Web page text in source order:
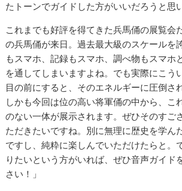
たトーンでガイドした方がいいだろうと思
これまでも好評を得てきた兵馬俑の展覧会
の兵馬俑が来日。過去最大級のスケールを
もスマホ、記録もスマホ、調べ物もスマホ
を通してしまいますよね。でも実際にこう
目の前にすると、そのエネルギーに圧倒さ
しかも今回は位の高い将軍俑の中から、こ
のない一体が展示されます。ぜひそのすご
ただきたいですね。別に無理に歴史を学ん
ですし、純粋に楽しんでいただけたらと。
りたいという方がいれば、ぜひ音声ガイド
さい！」